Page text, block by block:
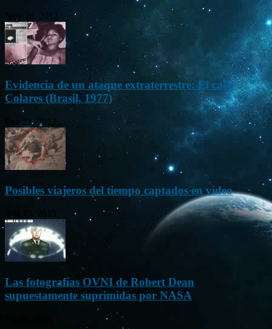
Nov 26, 2012
Evidencia de un ataque extraterrestre: El caso
Colares (Brasil, 1977)
Ene 21, 2012
Posibles viajeros del tiempo captados en vídeo
Las fotografías OVNI de Robert Dean
supuestamente suprimidas por NASA